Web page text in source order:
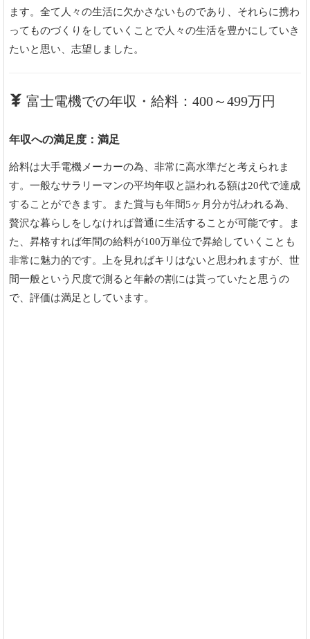
ます。全て人々の生活に欠かさないものであり、それらに携わ
ってものづくりをしていくことで人々の生活を豊かにしていき
たいと思い、志望しました。
富士電機での年収・給料：400～499万円
年収への満足度：満足
給料は大手電機メーカーの為、非常に高水準だと考えられま
す。一般なサラリーマンの平均年収と謳われる額は20代で達成
することができます。また賞与も年間5ヶ月分が払われる為、
贅沢な暮らしをしなければ普通に生活することが可能です。ま
た、昇格すれば年間の給料が100万単位で昇給していくことも
非常に魅力的です。上を見ればキリはないと思われますが、世
間一般という尺度で測ると年齢の割には貰っていたと思うの
で、評価は満足としています。